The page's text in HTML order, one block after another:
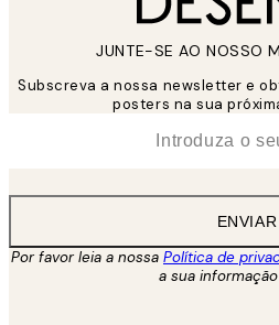
JUNTE-SE AO NOSSO
Subscreva a nossa newsletter e
posters na sua
ENVIAR
Por favor leia a nossa Política de
a sua